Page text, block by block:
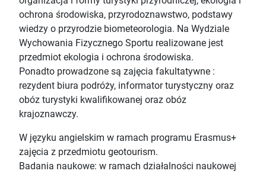
ochrona środowiska, przyrodoznawstwo, podstawy
wiedzy o przyrodzie biometeorologia. Na Wydziale
Wychowania Fizycznego Sportu realizowane jest
przedmiot ekologia i ochrona środowiska.
Ponadto prowadzone są zajęcia fakultatywne :
rezydent biura podróży, informator turystyczny oraz
obóz turystyki kwalifikowanej oraz obóz
krajoznawczy.
W języku angielskim w ramach programu Erasmus+
zajęcia z przedmiotu geotourism.
Badania naukowe: w ramach działalności naukowej